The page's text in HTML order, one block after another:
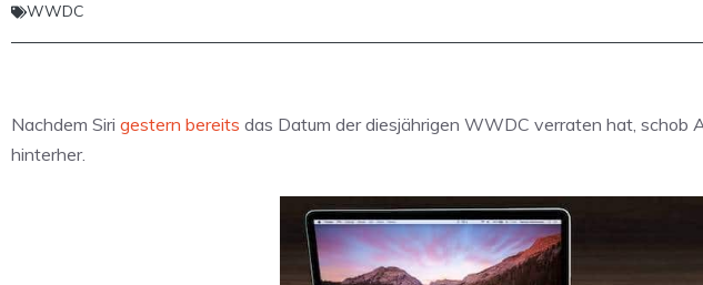
WWDC
Nachdem Siri gestern bereits das Datum der diesjährigen WWDC verraten hat, schob
hinterher.